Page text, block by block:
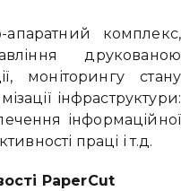
комплекс,
друкованою
моніторингу стану
інфраструктури:
інформаційної
праці і т.д.
PaperCut